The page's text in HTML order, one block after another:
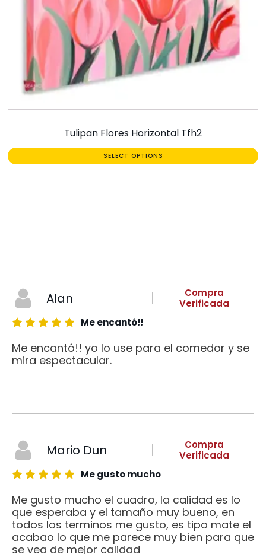
Tulipan Flores Horizontal Tfh2
SELECT OPTIONS
Alan
Compra
Verificada
Me encantó!!
Me encantó!! yo lo use para el comedor y se
mira espectacular.
Mario Dun
Compra
Verificada
Me gusto mucho
Me gusto mucho el cuadro, la calidad es lo
que esperaba y el tamaño muy bueno, en
todos los terminos me gusto, es tipo mate el
acabao lo que me parece muy bien para que
se vea de mejor calidad